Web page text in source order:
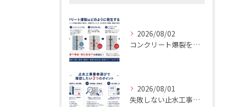
2026/08/02
コンクリート爆裂を放置すると危険？補修費用・原因・対策を専門業者が解説
2026/08/01
失敗しない止水工事業者の選び方｜後悔しない3つのチェックポイント【LIFIX】